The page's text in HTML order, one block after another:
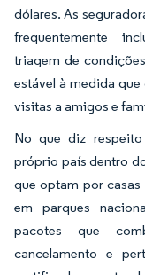
dólares. As
frequentemente
triagem de
estável à medida
visitas a amigos e
No que diz
próprio país dentro
que optam por
em parques
pacotes que
cancelamento e